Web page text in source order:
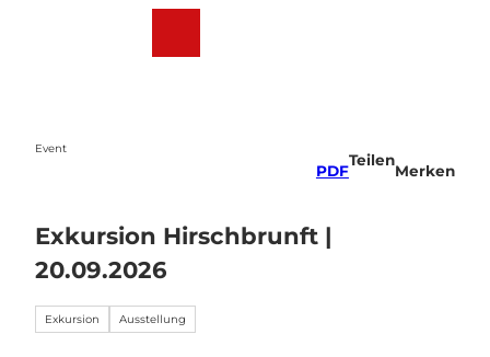
Event
PDF
Teilen
Merken
Exkursion Hirschbrunft |
20.09.2026
Exkursion Ausstellung